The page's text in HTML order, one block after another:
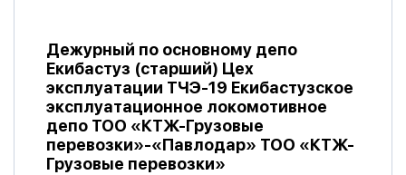
Дежурный по основному депо
Екибастуз (старший) Цех
эксплуатации ТЧЭ-19 Екибастузское
эксплуатационное локомотивное
депо ТОО «КТЖ-Грузовые
перевозки»-«Павлодар» ТОО «КТЖ-
Грузовые перевозки»